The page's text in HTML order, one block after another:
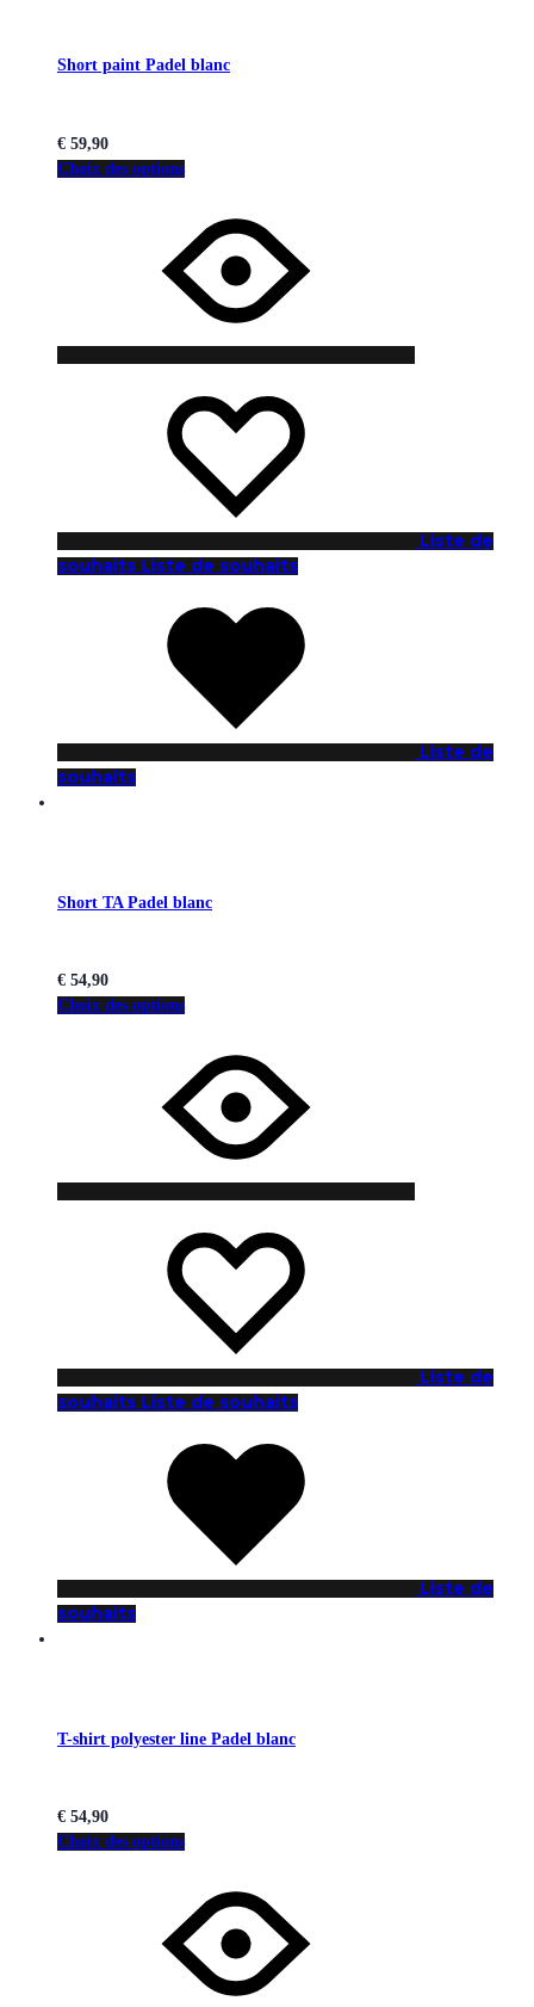
Short paint Padel blanc
€ 59,90
Choix des options
Liste de
souhaits Liste de souhaits
Liste de
souhaits
Short TA Padel blanc
€ 54,90
Choix des options
Liste de
souhaits Liste de souhaits
Liste de
souhaits
T-shirt polyester line Padel blanc
€ 54,90
Choix des options